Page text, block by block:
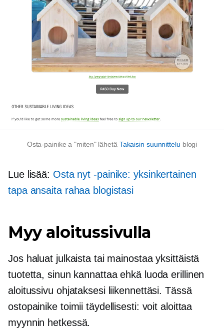
Osta-painike a"miten"lähetä Takaisin suunnittelu blogi
Lue lisää: Osta nyt -painike: yksinkertainen
tapa ansaita rahaa blogistasi
Myy aloitussivulla
Jos haluat julkaista tai mainostaa yksittäistä
tuotetta, sinun kannattaa ehkä luoda erillinen
aloitussivu ohjataksesi liikennettäsi. Tässä
ostopainike toimii täydellisesti: voit aloittaa
myynnin hetkessä.